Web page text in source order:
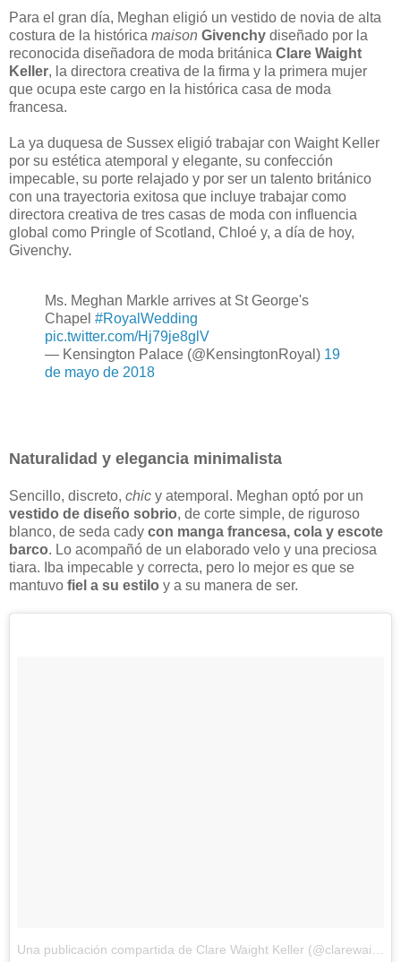
Para el gran día, Meghan eligió un vestido de novia de alta
costura de la histórica maison Givenchy diseñado por la
reconocida diseñadora de moda británica Clare Waight
Keller, la directora creativa de la firma y la primera mujer
que ocupa este cargo en la histórica casa de moda
francesa.
La ya duquesa de Sussex eligió trabajar con Waight Keller
por su estética atemporal y elegante, su confección
impecable, su porte relajado y por ser un talento británico
con una trayectoria exitosa que incluye trabajar como
directora creativa de tres casas de moda con influencia
global como Pringle of Scotland, Chloé y, a día de hoy,
Givenchy.
Ms. Meghan Markle arrives at St George's
Chapel #RoyalWedding
pic.twitter.com/Hj79je8glV
— Kensington Palace (@KensingtonRoyal) 19
de mayo de 2018
Naturalidad y elegancia minimalista
Sencillo, discreto, chic y atemporal. Meghan optó por un
vestido de diseño sobrio, de corte simple, de riguroso
blanco, de seda cady con manga francesa, cola y escote
barco. Lo acompañó de un elaborado velo y una preciosa
tiara. Iba impecable y correcta, pero lo mejor es que se
mantuvo fiel a su estilo y a su manera de ser.